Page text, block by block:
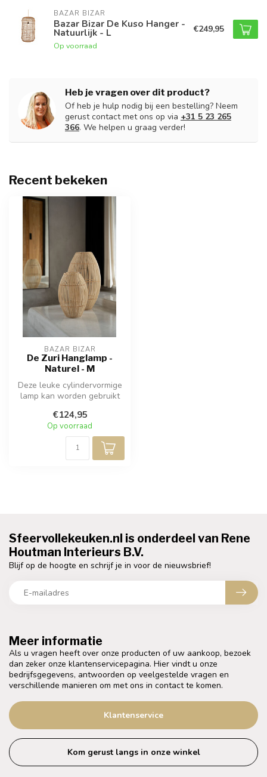
BAZAR BIZAR
Bazar Bizar De Kuso Hanger -
Natuurlijk - L
Op voorraad
€249,95
Heb je vragen over dit product?
Of heb je hulp nodig bij een bestelling? Neem
gerust contact met ons op via +31 5 23 265
366. We helpen u graag verder!
Recent bekeken
BAZAR BIZAR
De Zuri Hanglamp -
Naturel - M
Deze leuke cylindervormige
lamp kan worden gebruikt
vloerlam...
€124,95
Op voorraad
Meer informatie
Als u vragen heeft over onze producten of uw aankoop, bezoek
dan zeker onze klantenservicepagina. Hier vindt u onze
bedrijfsgegevens, antwoorden op veelgestelde vragen en
verschillende manieren om met ons in contact te komen.
Klantenservice
Kom gerust langs in onze winkel
Sfeervollekeuken.nl is onderdeel van Rene
Houtman Interieurs B.V.
Blijf op de hoogte en schrijf je in voor de nieuwsbrief!